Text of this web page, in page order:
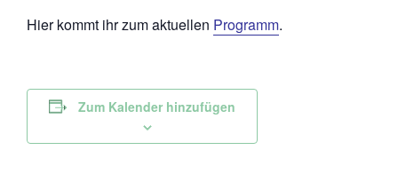
Hier kommt ihr zum aktuellen Programm.
Zum Kalender hinzufügen